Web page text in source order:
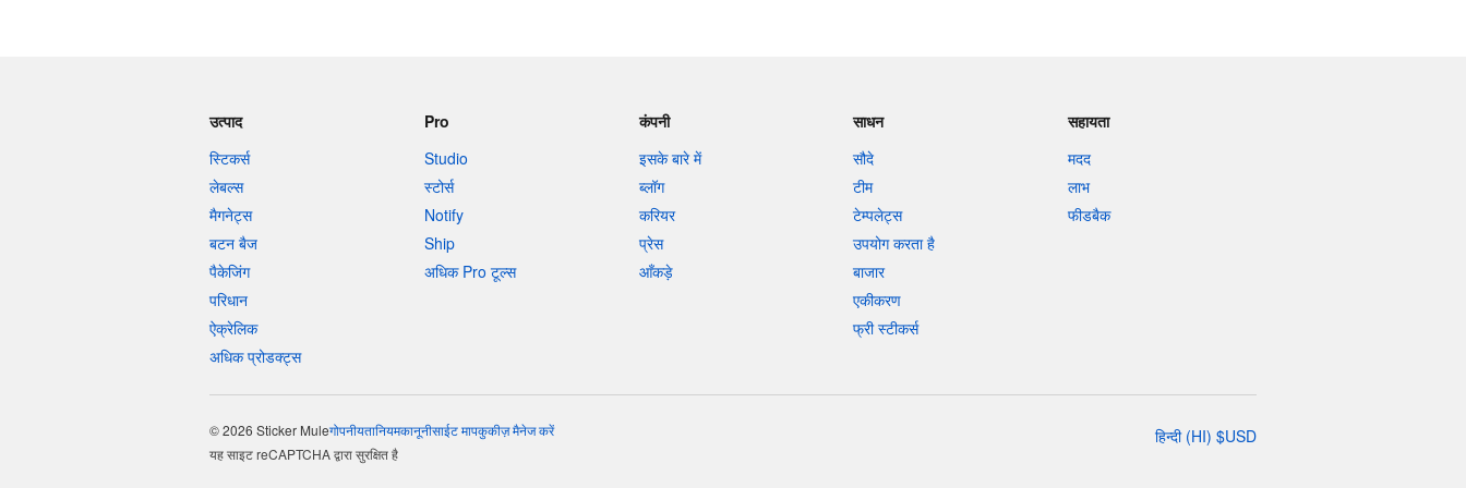
उत्पाद
स्टिकर्स
लेबल्स
मैगनेट्स
बटन बैज
पैकेजिंग
परिधान
ऐक्रेलिक
अधिक प्रोडक्ट्स
Pro
Studio
स्टोर्स
Notify
Ship
अधिक Pro टूल्स
कंपनी
इसके बारे में
ब्लॉग
करियर
प्रेस
आँकड़े
साधन
सौदे
टीम
टेम्पलेट्स
उपयोग करता है
बाजार
एकीकरण
फ्री स्टीकर्स
सहायता
मदद
लाभ
फीडबैक
© 2026 Sticker Muleगोपनीयतानियमकानूनीसाईट मापकुकीज़ मैनेज करें हिन्दी(HI) $USD
यह साइट reCAPTCHA द्वारा सुरक्षित है